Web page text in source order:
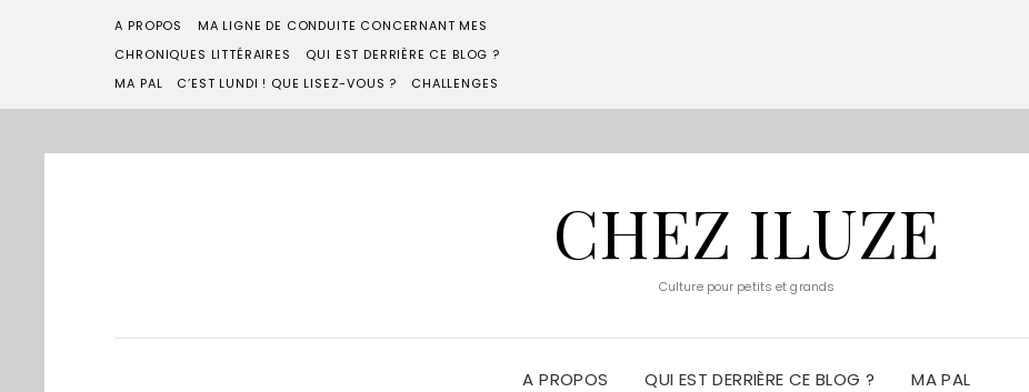
A PROPOS
MA LIGNE DE CONDUITE CONCERNANT MES
CHRONIQUES LITTÉRAIRES
QUI EST DERRIÈRE CE BLOG ?
MA PAL
C’EST LUNDI ! QUE LISEZ-VOUS ? CHALLENGES
CHEZ ILUZE
Culture pour petits et grands
A PROPOS QUI EST DERRIÈRE CE BLOG ? MA PAL